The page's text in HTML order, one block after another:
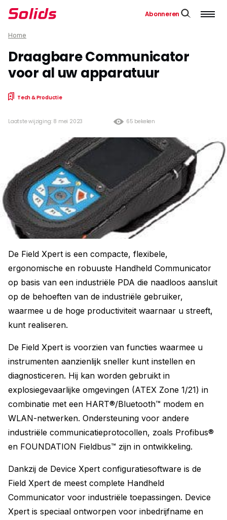
Abonneren
Home
Draagbare Communicator
voor al uw apparatuur
Tech & Productie
65 bekeken
Laatste wijziging: 8 mei 2023
De Field Xpert is een compacte, flexibele,
ergonomische en robuuste Handheld Communicator
op basis van een industriële PDA die naadloos aansluit
op de behoeften van de industriële gebruiker,
waarmee u de hoge productiviteit waarnaar u streeft,
kunt realiseren.
De Field Xpert is voorzien van functies waarmee u
instrumenten aanzienlijk sneller kunt instellen en
diagnosticeren. Hij kan worden gebruikt in
explosiegevaarlijke omgevingen (ATEX Zone 1/21) in
combinatie met een HART®/Bluetooth™ modem en
WLAN-netwerken. Ondersteuning voor andere
industriële communicatieprotocollen, zoals Profibus®
en FOUNDATION Fieldbus™ zijn in ontwikkeling.
Dankzij de Device Xpert configuratiesoftware is de
Field Xpert de meest complete Handheld
Communicator voor industriële toepassingen. Device
Xpert is speciaal ontworpen voor inbedrijfname en